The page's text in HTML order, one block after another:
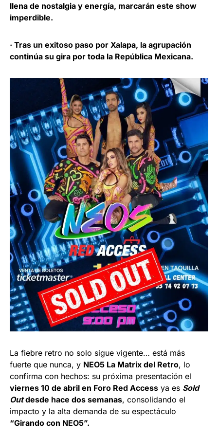
llena de nostalgia y energía, marcarán este show
imperdible.
· Tras un exitoso paso por Xalapa, la agrupación
continúa su gira por toda la República Mexicana.
La fiebre retro no solo sigue vigente… está más
fuerte que nunca, y NEO5 La Matrix del Retro, lo
confirma con hechos: su próxima presentación el
viernes 10 de abril en Foro Red Access ya es Sold
Outdesde hace dos semanas, consolidando el
impacto y la alta demanda de su espectáculo
“Girando con NEO5”.